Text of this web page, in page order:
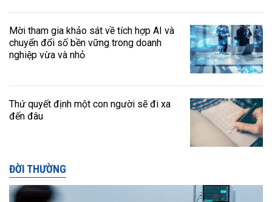
Mời tham gia khảo sát về tích hợp AI và
chuyển đổi số bền vững trong doanh
nghiệp vừa và nhỏ
Thứ quyết định một con người sẽ đi xa
đến đâu
ĐỜI THƯỜNG